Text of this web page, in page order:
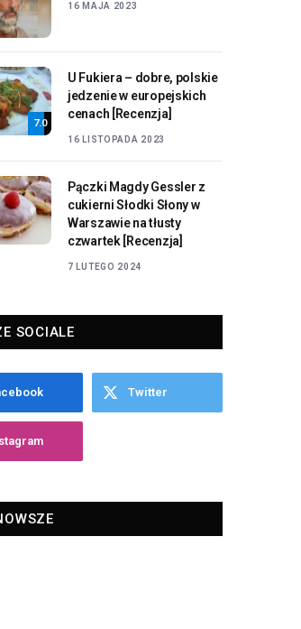
16 MAJA 2023
7.0
U Fukiera – dobre, polskie
jedzenie w europejskich
cenach [Recenzja]
16 LISTOPADA 2023
Pączki Magdy Gessler z
cukierni Słodki Słony w
Warszawie na tłusty
czwartek [Recenzja]
7 LUTEGO 2024
SOCIALE
Twitter